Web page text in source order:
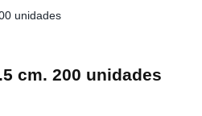
cm. 200 unidades